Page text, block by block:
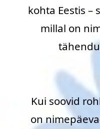
kohta Eestis –
millal on
Kui soovid
on